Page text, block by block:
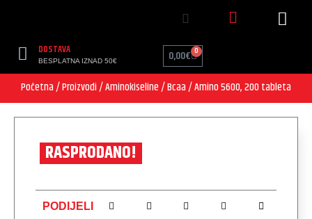
DOSTAVA
BESPLATNA IZNAD 50€ 0,00€ 0
Početna/Proizvodi/Aminokiseline/Bcaa/ Amino 5600, 200 tableta
RASPRODANO!
PODIJELI